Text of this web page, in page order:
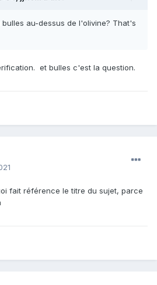
au-dessus de l'olivine? That's
et bulles c'est la question.
fait référence le titre du sujet, parce